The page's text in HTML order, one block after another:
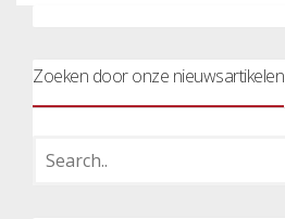
Zoeken door onze nieuwsartikelen